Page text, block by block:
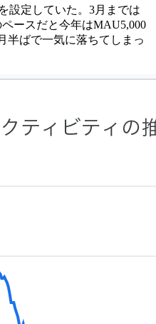
設定していた。3月までは
ースだと今年はMAU5,000
半ばで一気に落ちてしまっ